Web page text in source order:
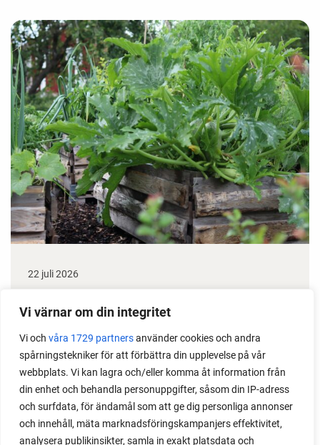
Vi värnar om din integritet
Vi och våra 1729 partnersanvänder cookies och andra
spårningstekniker för att förbättra din upplevelse på vår
webbplats. Vi kan lagra och/eller komma åt information från
din enhet och behandla personuppgifter, såsom din IP-adress
och surfdata, för ändamål som att ge dig personliga annonser
och innehåll, mäta marknadsföringskampanjers effektivitet,
analysera publikinsikter, samla in exakt platsdata och
22 juli 2026
växter i en pallkrage tillsammans med andra växter.
Perfekt om du vill odla mycket i på liten yta.